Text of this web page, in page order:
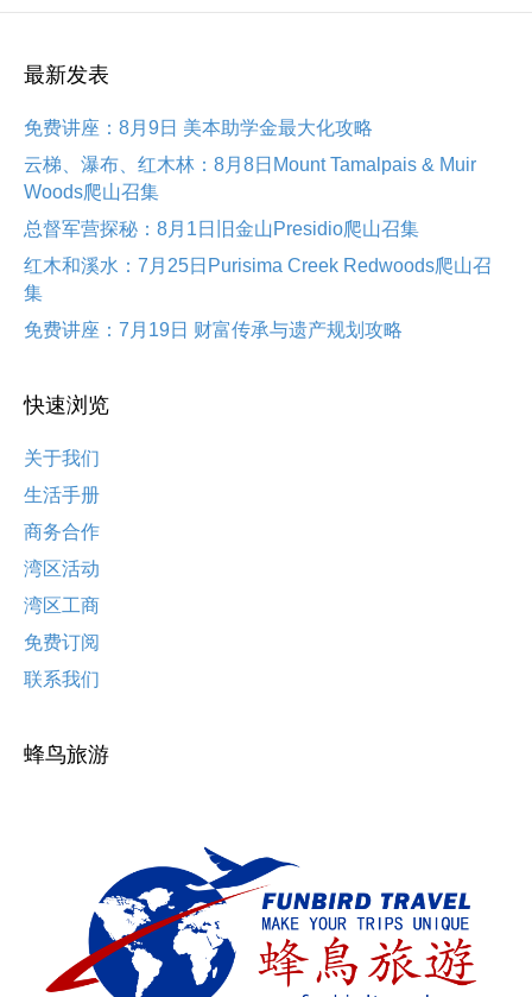
最新发表
免费讲座：8月9日 美本助学金最大化攻略
云梯、瀑布、红木林：8月8日Mount Tamalpais & Muir
Woods爬山召集
总督军营探秘：8月1日旧金山Presidio爬山召集
红木和溪水：7月25日Purisima Creek Redwoods爬山召
集
免费讲座：7月19日 财富传承与遗产规划攻略
快速浏览
关于我们
生活手册
商务合作
湾区活动
湾区工商
免费订阅
联系我们
蜂鸟旅游